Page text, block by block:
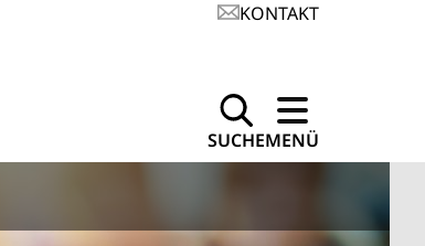
KONTAKT
SUCHEMENÜ